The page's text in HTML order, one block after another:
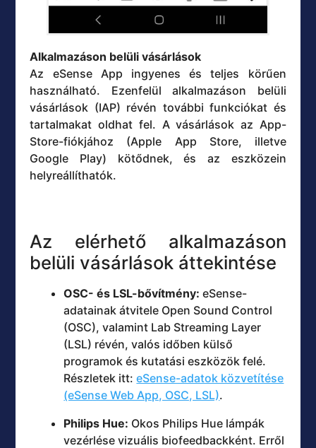
Alkalmazáson belüli vásárlások
Az eSense App ingyenes és teljes körűen
használható. Ezenfelül alkalmazáson belüli
vásárlások (IAP) révén további funkciókat és
tartalmakat oldhat fel. A vásárlások az App-
Store-fiókjához (Apple App Store, illetve
Google Play) kötődnek, és az eszközein
helyreállíthatók.
Az elérhető alkalmazáson
belüli vásárlások áttekintése
OSC- és LSL-bővítmény: eSense-
adatainak átvitele Open Sound Control
(OSC), valamint Lab Streaming Layer
(LSL) révén, valós időben külső
programok és kutatási eszközök felé.
Részletek itt:eSense-adatok közvetítése
(eSense Web App, OSC, LSL).
Philips Hue: Okos Philips Hue lámpák
vezérlése vizuális biofeedbackként. Erről